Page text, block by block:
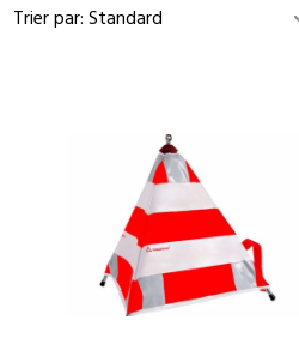
Trier par:Standard